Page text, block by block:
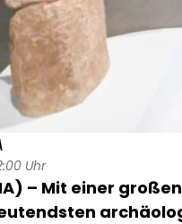
Uhr
– Mit einer